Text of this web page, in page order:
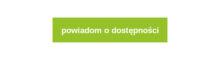
powiadom o dostępności